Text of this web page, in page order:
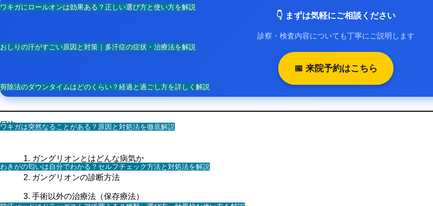
ワキガにロールオンは効果ある？正しい選び方と使い方を解説
おしりの汗がすごい原因と対策｜多汗症の症状・治療法を解説
剪除法のダウンタイムはどのくらい？経過と過ごし方を詳しく解説
ワキガは突然なることがある？原因と対処法を徹底解説
わきがの匂いは自分でわかる？セルフチェック方法と対処法を解説
👇 まずは気軽にご相談ください
診察・検査内容についても丁寧にご説明します
📅 来院予約はこちら
目次
ガングリオンとはどんな病気か
ガングリオンの診断方法
手術以外の治療法（保存療法）